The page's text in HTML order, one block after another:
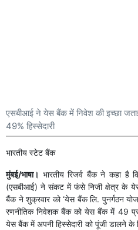
एसबीआई ने येस बैंक में निवेश की इच्छा
49% हिस्सेदारी
भारतीय स्टेट बैंक
मुंबई/भाषा। भारतीय रिजर्व बैंक ने कहा है
(एसबीआई) ने संकट में फंसे निजी क्षेत्र के
बैंक ने शुक्रवार को ‘येस बैंक लि. पुनर्गठन
रणनीतिक निवेशक बैंक को येस बैंक में 49
येस बैंक में अपनी हिस्सेदारी को पूंजी डालने